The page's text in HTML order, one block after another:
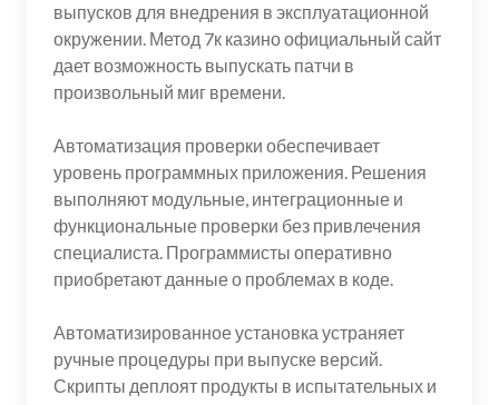
выпусков для внедрения в эксплуатационной
окружении. Метод 7к казино официальный сайт
дает возможность выпускать патчи в
произвольный миг времени.
Автоматизация проверки обеспечивает
уровень программных приложения. Решения
выполняют модульные, интеграционные и
функциональные проверки без привлечения
специалиста. Программисты оперативно
приобретают данные о проблемах в коде.
Автоматизированное установка устраняет
ручные процедуры при выпуске версий.
Скрипты деплоят продукты в испытательных и